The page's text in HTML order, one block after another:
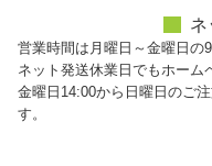
ネ
営業時間は月曜日～金曜日の
ネット発送休業日でもホーム
金曜日14:00から日曜日のご
す。